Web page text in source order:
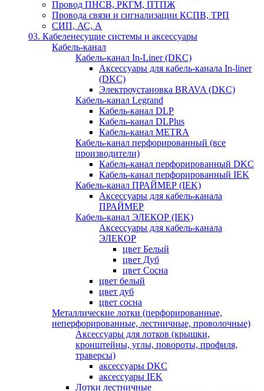
Провод ПНСВ, РКГМ, ПТПЖ
Провода связи и сигнализации КСПВ, ТРП
СИП, АС, А
03. Кабеленесущие системы и аксессуары
Кабель-канал
Кабель-канал In-Liner (DKC)
Аксессуары для кабель-канала In-liner
(DKC)
Электроустановка BRAVA (DKC)
Кабель-канал Legrand
Кабель-канал DLP
Кабель-канал DLPlus
Кабель-канал METRA
Кабель-канал перфорированный (все
производители)
Кабель-канал перфорированный DKC
Кабель-канал перфорированный IEK
Кабель-канал ПРАЙМЕР (IEK)
Аксессуары для кабель-канала
ПРАЙМЕР
Кабель-канал ЭЛЕКОР (IEK)
Аксессуары для кабель-канала
ЭЛЕКОР
цвет Белый
цвет Дуб
цвет Сосна
цвет белый
цвет дуб
цвет сосна
Металлические лотки (перфорированные,
неперфорированные, лестничные, проволочные)
Аксессуары для лотков (крышки,
кронштейны, углы, повороты, профиля,
траверсы)
аксессуары DKC
аксессуары IEK
Лотки лестничные